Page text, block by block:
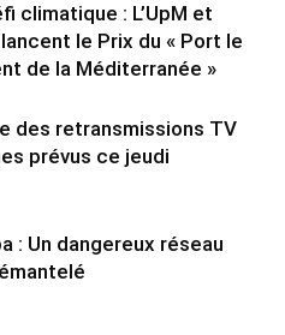
climatique : L’UpM et
le Prix du « Port le
de la Méditerranée »
des retransmissions TV
prévus ce jeudi
: Un dangereux réseau